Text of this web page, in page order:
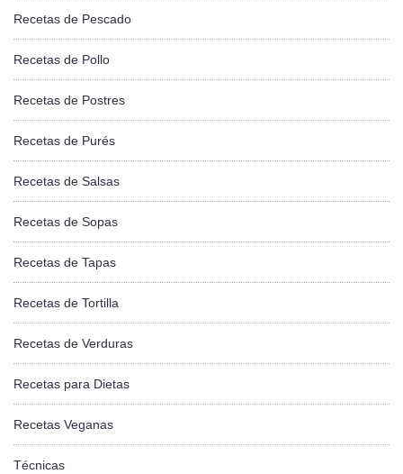
Recetas de Pescado
Recetas de Pollo
Recetas de Postres
Recetas de Purés
Recetas de Salsas
Recetas de Sopas
Recetas de Tapas
Recetas de Tortilla
Recetas de Verduras
Recetas para Dietas
Recetas Veganas
Técnicas